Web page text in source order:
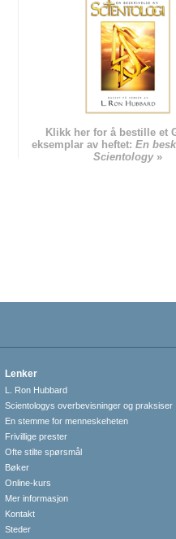
Klikk her for å bestille et
eksemplar av heftet: En
Scientology»
Lenker
L. Ron Hubbard
Scientologys overbevisninger og praksiser
En stemme for menneskeheten
Frivillige prester
Ofte stilte spørsmål
Bøker
Online-kurs
Mer informasjon
Kontakt
Steder